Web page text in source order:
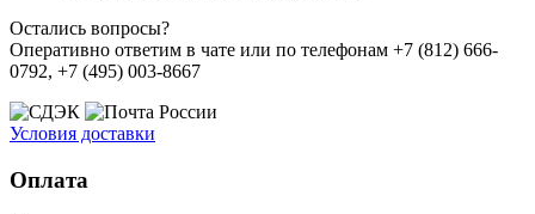
Остались вопросы?
Оперативно ответим в чате или по телефонам +7 (812) 666-
0792, +7 (495) 003-8667
Условия доставки
Оплата